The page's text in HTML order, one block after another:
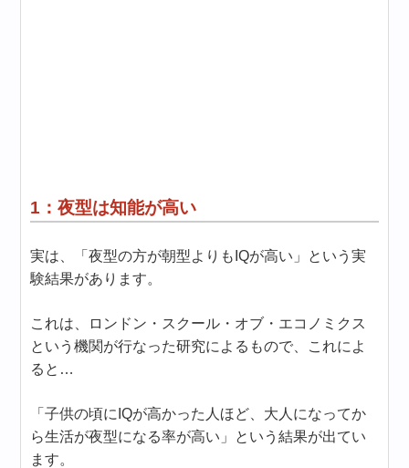
1：夜型は知能が高い
実は、「夜型の方が朝型よりもIQが高い」という実
験結果があります。
これは、ロンドン・スクール・オブ・エコノミクス
という機関が行なった研究によるもので、これによ
ると…
「子供の頃にIQが高かった人ほど、大人になってか
ら生活が夜型になる率が高い」という結果が出てい
ます。